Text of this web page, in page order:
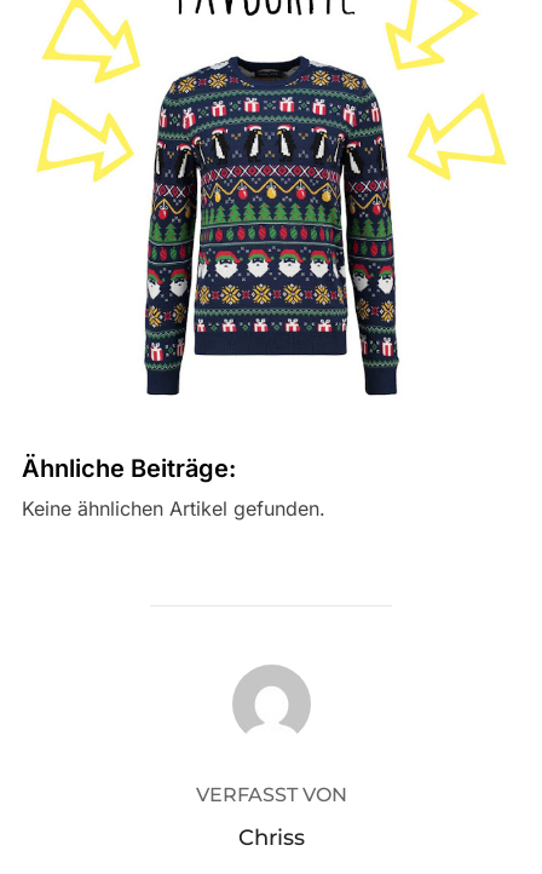
Ähnliche Beiträge:
Keine ähnlichen Artikel gefunden.
BEITRAGSAUTOR
VERFASST VON
Chriss